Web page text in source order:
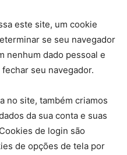
este site, um cookie
se seu navegador
nenhum dado pessoal e
seu navegador.
no site, também criamos
da sua conta e suas
de login são
de opções de tela por